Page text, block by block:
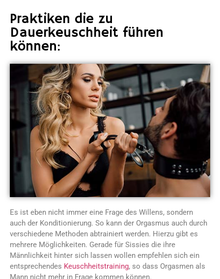
Praktiken die zu
Dauerkeuschheit führen
können:
Es ist eben nicht immer eine Frage des Willens, sondern
auch der Konditionierung. So kann der Orgasmus auch durch
verschiedene Methoden abtrainiert werden. Hierzu gibt es
mehrere Möglichkeiten. Gerade für Sissies die ihre
Männlichkeit hinter sich lassen wollen empfehlen sich ein
entsprechendes Keuschheitstraining, so dass Orgasmen als
Mann nicht mehr in Frage kommen können.